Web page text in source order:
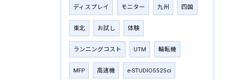
ディスプレイ モニター 九州 四国
東北 お試し 体験
ランニングコスト UTM 輪転機
MFP 高速機 e-STUDIO5525ci